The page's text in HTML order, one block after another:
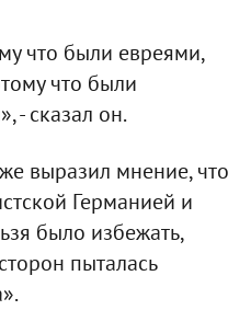
что были евреями,
что были
- сказал он.
выразил мнение, что
Германией и
было избежать,
пыталась